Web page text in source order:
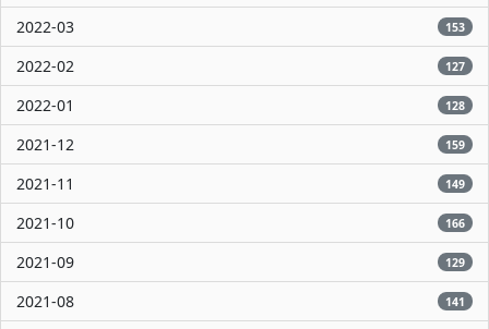
2022-03 153
2022-02 127
2022-01 128
2021-12 159
2021-11 149
2021-10 166
2021-09 129
2021-08 141